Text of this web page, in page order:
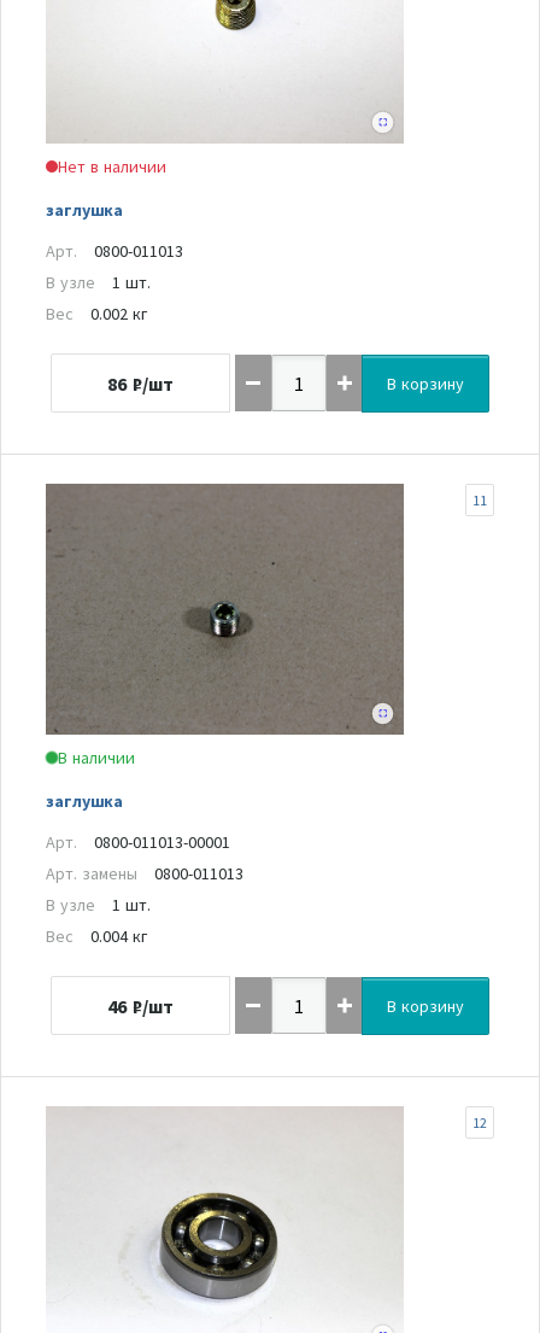
Нет в наличии
заглушка
Арт.
0800-011013
В узле
1 шт.
Вес
0.002 кг
86 ₽/шт В корзину
В наличии
заглушка
11
Арт.
0800-011013-00001
Арт. замены
0800-011013
В узле
1 шт.
Вес
0.004 кг
46 ₽/шт В корзину
12